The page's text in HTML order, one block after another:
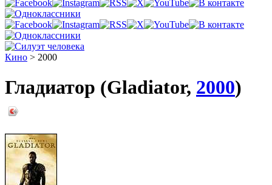
Кино > 2000
Гладиатор (Gladiator, 2000)